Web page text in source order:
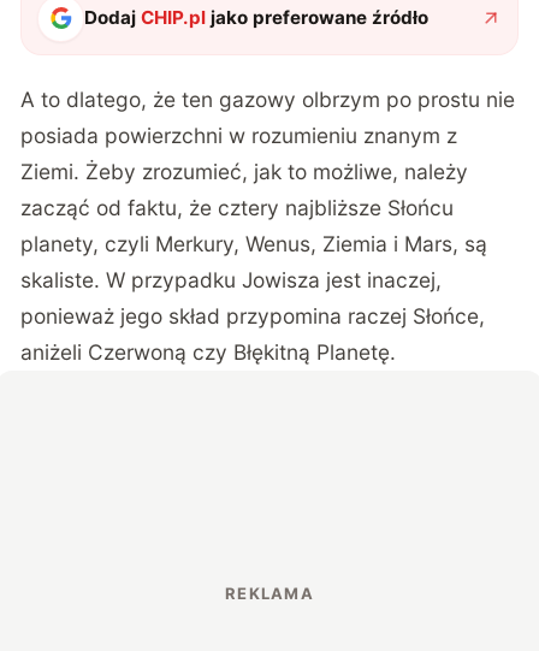
DodajCHIP.pl jako preferowane źródło
A to dlatego, że ten gazowy olbrzym po prostu nie
posiada powierzchni w rozumieniu znanym z
Ziemi. Żeby zrozumieć, jak to możliwe, należy
zacząć od faktu, że cztery najbliższe Słońcu
planety, czyli Merkury, Wenus, Ziemia i Mars, są
skaliste. W przypadku Jowisza jest inaczej,
ponieważ jego skład przypomina raczej Słońce,
aniżeli Czerwoną czy Błękitną Planetę.